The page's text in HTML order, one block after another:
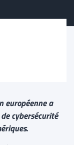
européenne a
cybersécurité